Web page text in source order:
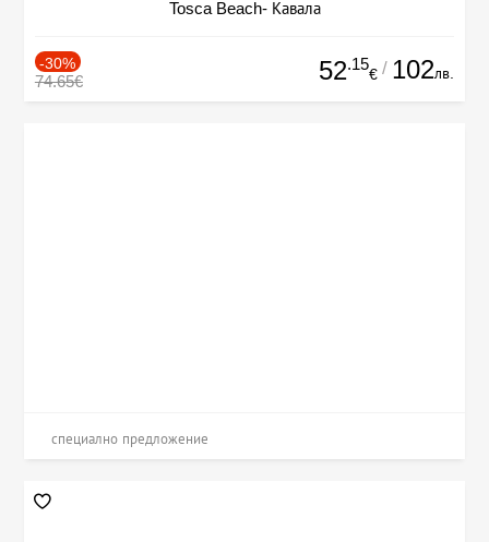
Tosca Beach- Кавала
-30%
74.65€ 52.15
€ / 102лв.
специално предложение